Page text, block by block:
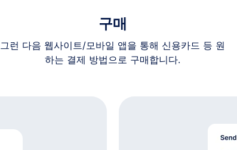
구매
그런 다음 웹사이트/모바일 앱을 통해 신용카드 등 원
하는 결제 방법으로 구매합니다.